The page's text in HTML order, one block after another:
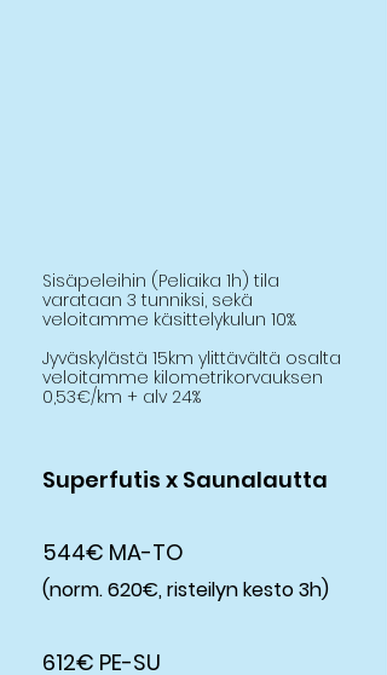
Sisäpeleihin (Peliaika 1h) tila
varataan 3 tunniksi, sekä
veloitamme käsittelykulun 10%.
Jyväskylästä 15km ylittävältä osalta
veloitamme kilometrikorvauksen
0,53€/km + alv 24%
Superfutis x Saunalautta
544€ MA-TO
(norm. 620€, risteilyn kesto 3h)
612€ PE-SU